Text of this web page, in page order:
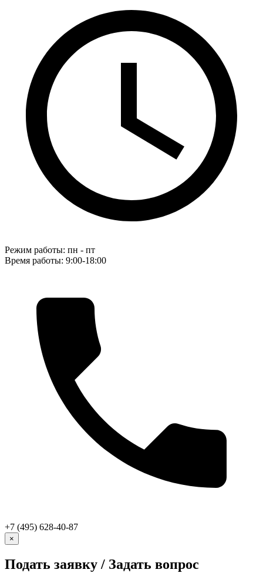
Режим работы: пн - пт
Время работы: 9:00-18:00
+7 (495) 628-40-87
×
Подать заявку / Задать вопрос